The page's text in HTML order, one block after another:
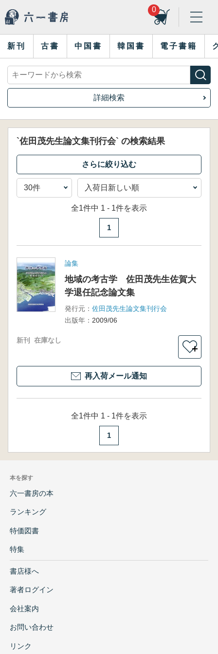
0
新刊 古書 中国書 韓国書 電子書籍
詳細検索
`佐田茂先生論文集刊行会` の検索結果
全1件中 1 - 1件を表示
1
論集
地域の考古学 佐田茂先生佐賀大
学退任記念論文集
発行元： 佐田茂先生論文集刊行会
出版年： 2009/06
新刊 在庫なし
＋
再入荷メール通知
全1件中 1 - 1件を表示
1
本を探す
六一書房の本
ランキング
特価図書
特集
書店様へ
著者ログイン
会社案内
お問い合わせ
リンク